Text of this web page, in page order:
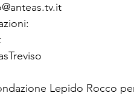
Lepido Rocco